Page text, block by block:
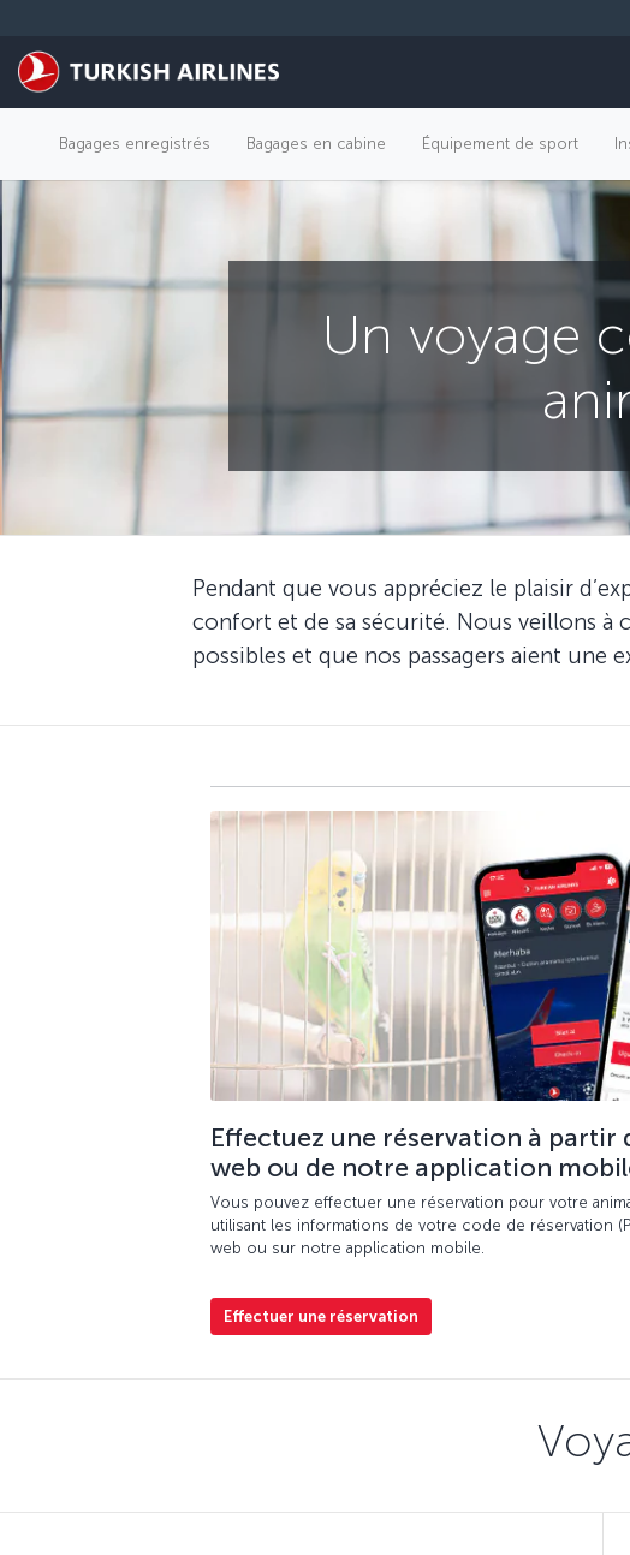
Bagages enregistrés Bagages en cabine Équipement de sport
Un voyage
Pendant que vous appréciez le plaisir
confort et de sa sécurité. Nous veillons à
possibles et que nos passagers aient une
Effectuez une réservation à partir
web ou de notre application
Vous pouvez effectuer une réservation pour votre
utilisant les informations de votre code de réservation
web ou sur notre application mobile.
Effectuer une réservation